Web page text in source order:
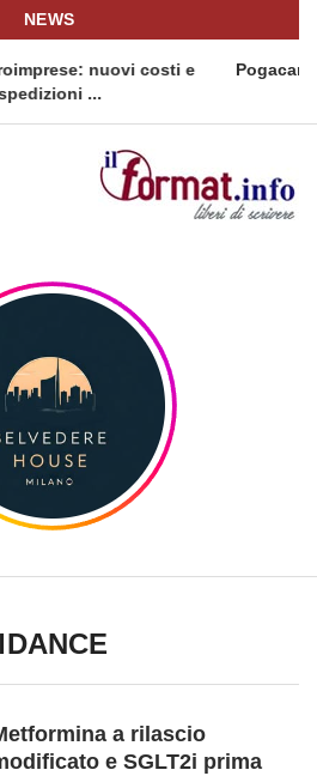
NEWS
Pogacar torna alla Vuelta: il
a rilascio
e SGLT2i prima